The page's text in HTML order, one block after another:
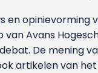
en
Avans
De mening
artikelen van